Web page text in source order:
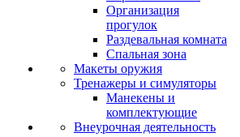
Организация
прогулок
Раздевальная комната
Спальная зона
Макеты оружия
Тренажеры и симуляторы
Манекены и
комплектующие
Внеурочная деятельность